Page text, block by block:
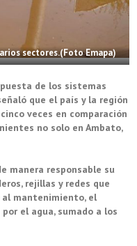
sectores.(Foto Emapa)
de los sistemas
que el país y la región
veces en comparación
no solo en Ambato,
manera responsable su
rejillas y redes que
al mantenimiento, el
el agua, sumado a los